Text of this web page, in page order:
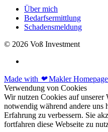
Über mich
Bedarfsermittlung
Schadensmeldung
© 2026 Voß Investment
Made with ❤Makler
Verwendung von Cookies
Wir nutzen Cookies auf unserer
notwendig während andere uns
Erfahrung zu verbessern. Sie
fortfahren diese Webseite zu